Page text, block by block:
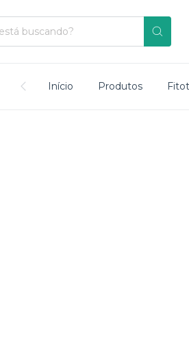
Início Produtos